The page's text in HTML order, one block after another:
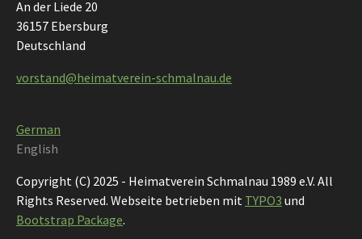
An der Liede 20
36157 Ebersburg
Deutschland
vorstand@heimatverein-schmalnau.de
German
English
Copyright (C) 2025 - Heimatverein Schmalnau 1989 e.V. All
Rights Reserved. Webseite betrieben mit TYPO3 und
Bootstrap Package.